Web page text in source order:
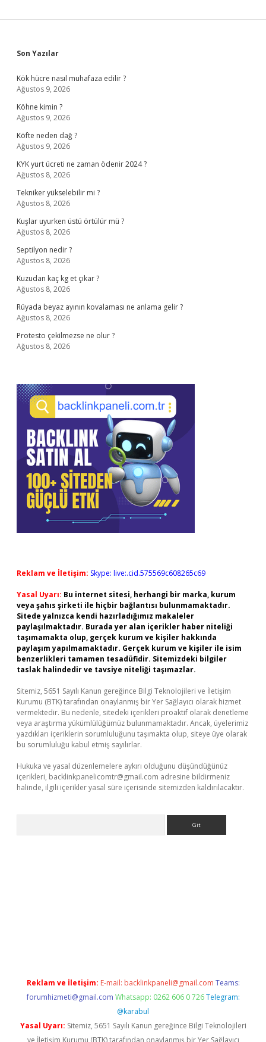
Sidebar
Son Yazılar
Kök hücre nasıl muhafaza edilir ?
Ağustos 9, 2026
Köhne kimin ?
Ağustos 9, 2026
Köfte neden dağ ?
Ağustos 9, 2026
KYK yurt ücreti ne zaman ödenir 2024 ?
Ağustos 8, 2026
Tekniker yükselebilir mi ?
Ağustos 8, 2026
Kuşlar uyurken üstü örtülür mü ?
Ağustos 8, 2026
Septilyon nedir ?
Ağustos 8, 2026
Kuzudan kaç kg et çıkar ?
Ağustos 8, 2026
Rüyada beyaz ayının kovalaması ne anlama gelir ?
Ağustos 8, 2026
Protesto çekilmezse ne olur ?
Ağustos 8, 2026
Reklam ve İletişim: Skype: live:.cid.575569c608265c69
Yasal Uyarı: Bu internet sitesi, herhangi bir marka, kurum
veya şahıs şirketi ile hiçbir bağlantısı bulunmamaktadır.
Sitede yalnızca kendi hazırladığımız makaleler
paylaşılmaktadır. Burada yer alan içerikler haber niteliği
taşımamakta olup, gerçek kurum ve kişiler hakkında
paylaşım yapılmamaktadır. Gerçek kurum ve kişiler ile isim
benzerlikleri tamamen tesadüfidir. Sitemizdeki bilgiler
taslak halindedir ve tavsiye niteliği taşımazlar.
Sitemiz, 5651 Sayılı Kanun gereğince Bilgi Teknolojileri ve İletişim
Kurumu (BTK) tarafından onaylanmış bir Yer Sağlayıcı olarak hizmet
vermektedir. Bu nedenle, sitedeki içerikleri proaktif olarak denetleme
veya araştırma yükümlülüğümüz bulunmamaktadır. Ancak, üyelerimiz
yazdıkları içeriklerin sorumluluğunu taşımakta olup, siteye üye olarak
bu sorumluluğu kabul etmiş sayılırlar.
Hukuka ve yasal düzenlemelere aykırı olduğunu düşündüğünüz
içerikleri, backlinkpanelicomtr@gmail.com adresine bildirmeniz
halinde, ilgili içerikler yasal süre içerisinde sitemizden kaldırılacaktır.
Reklam ve İletişim: E-mail: backlinkpaneli@gmail.com Teams:
forumhizmeti@gmail.com Whatsapp: 0262 606 0 726 Telegram:
@karabul
Yasal Uyarı: Sitemiz, 5651 Sayılı Kanun gereğince Bilgi Teknolojileri
ve İletişim Kurumu (BTK) tarafından onaylanmış bir Yer Sağlayıcı